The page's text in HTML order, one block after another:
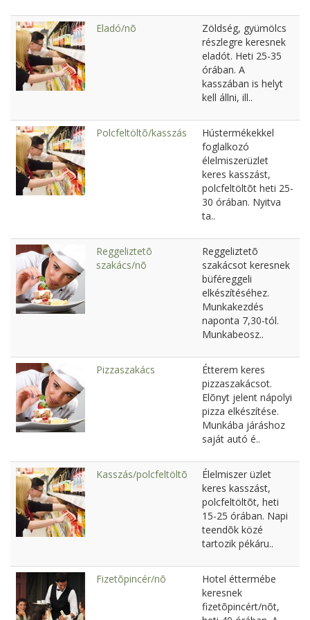
Eladó/nõ
Zöldség, gyümölcs
részlegre keresnek
eladót. Heti 25-35
órában. A
kasszában is helyt
kell állni, ill..
Polcfeltöltõ/kasszás
Hústermékekkel
foglalkozó
élelmiszerüzlet
keres kasszást,
polcfeltöltõt heti 25-
30 órában. Nyitva
ta..
Reggeliztetõ
szakács/nõ
Reggeliztetõ
szakácsot keresnek
büféreggeli
elkészítéséhez.
Munkakezdés
naponta 7,30-tól.
Munkabeosz..
Pizzaszakács
Étterem keres
pizzaszakácsot.
Elõnyt jelent nápolyi
pizza elkészítése.
Munkába járáshoz
saját autó é..
Kasszás/polcfeltöltõ
Élelmiszer üzlet
keres kasszást,
polcfeltöltõt, heti
15-25 órában. Napi
teendõk közé
tartozik pékáru..
Fizetõpincér/nõ
Hotel éttermébe
keresnek
fizetõpincért/nõt,